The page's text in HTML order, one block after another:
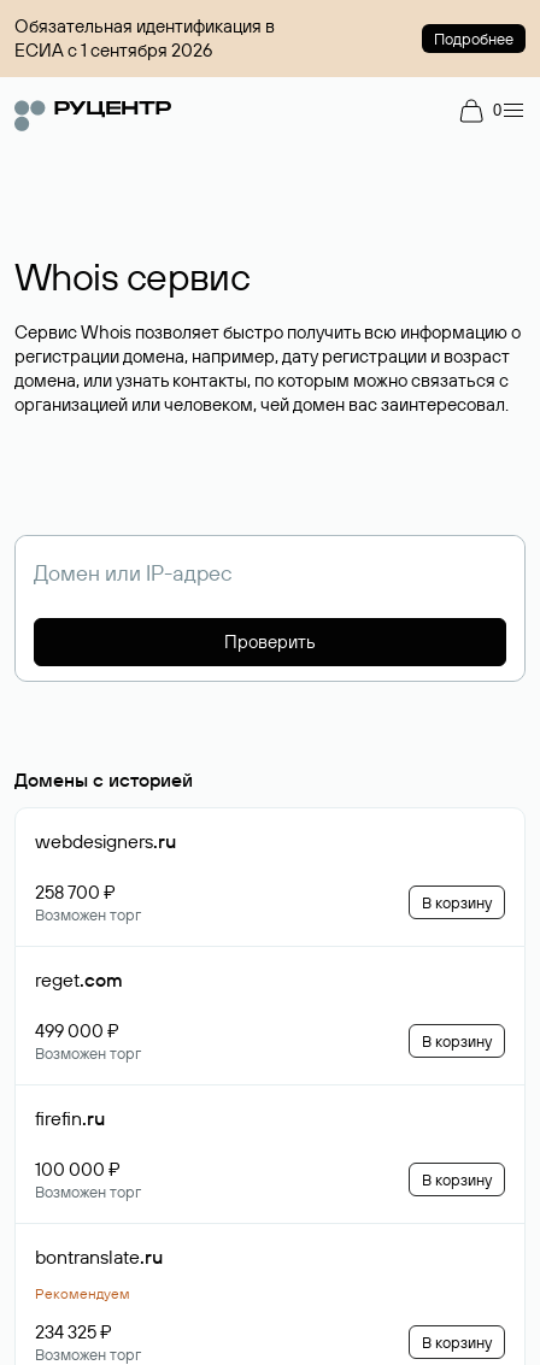
Обязательная идентификация в
ЕСИА с 1 сентября 2026
Подробнее
0
Whois сервис
Сервис Whois позволяет быстро получить всю информацию о
регистрации домена, например, дату регистрации и возраст
домена, или узнать контакты, по которым можно связаться с
организацией или человеком, чей домен вас заинтересовал.
Проверить
Домены с историей
webdesigners.ru
258 700 ₽
Возможен торг
В корзину
reget.com
499 000 ₽
Возможен торг
В корзину
firefin.ru
100 000 ₽
Возможен торг
В корзину
bontranslate.ru
Рекомендуем
234 325 ₽
Возможен торг
В корзину